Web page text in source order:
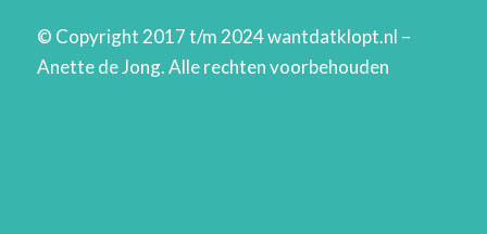
© Copyright 2017 t/m 2024 wantdatklopt.nl –
Anette de Jong. Alle rechten voorbehouden